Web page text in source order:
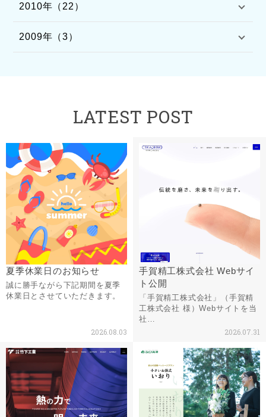
2010年（22）
2009年（3）
LATEST POST
夏季休業日のお知らせ
誠に勝手ながら下記期間を夏季
休業日とさせていただきます。
2026.08.03
手賀精工株式会社 Webサイ
ト公開
「手賀精工株式会社」（手賀精
工株式会社 様）Webサイトを当
社…
2026.07.31